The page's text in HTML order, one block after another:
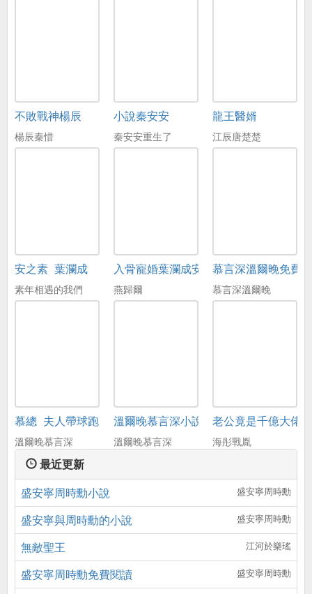
不敗戰神楊辰
楊辰秦惜
小說秦安安
秦安安重生了
龍王醫婿
江辰唐楚楚
安之素_葉瀾成
素年相遇的我們
入骨寵婚葉瀾成安之素
燕歸爾
慕言深溫爾晚免費
慕言深溫爾晚
慕總_夫人帶球跑了
溫爾晚慕言深
溫爾晚慕言深小說免費
溫爾晚慕言深
老公竟是千億大佬
海彤戰胤
最近更新
盛安寧周時勳小說
盛安寧周時勳
盛安寧與周時勳的小說 盛安寧周時勳
無敵聖王 江河於樂瑤
盛安寧周時勳免費閱讀 盛安寧周時勳